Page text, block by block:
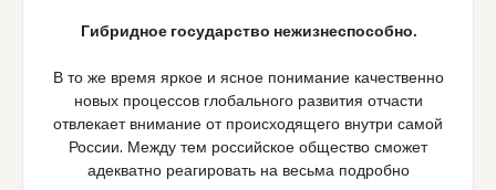
Гибридное государство нежизнеспособно.
В то же время яркое и ясное понимание качественно
новых процессов глобального развития отчасти
отвлекает внимание от происходящего внутри самой
России. Между тем российское общество сможет
адекватно реагировать на весьма подробно